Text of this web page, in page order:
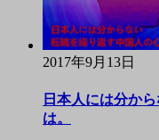
2017年9月13日
日本人には分か
は。